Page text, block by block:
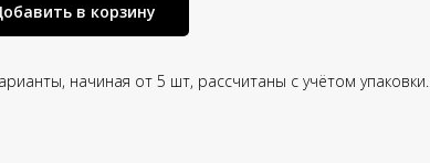
в корзину
начиная от 5 шт, рассчитаны с учётом упаковки.